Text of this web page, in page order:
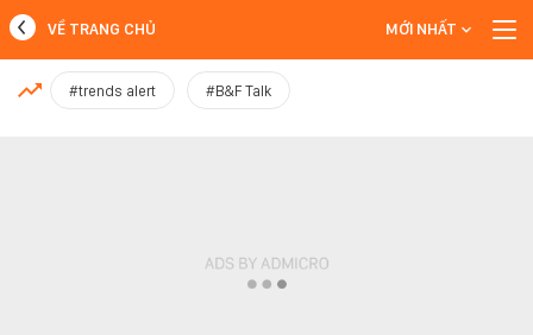
MỚI NHẤT
VỀ TRANG CHỦ MỚI NHẤT
#trends alert #B&F Talk